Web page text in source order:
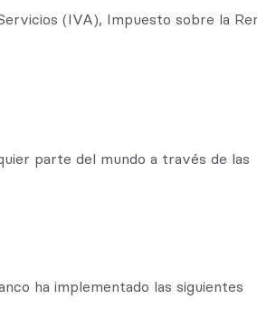
(IVA), Impuesto sobre la
parte del mundo a través de las
ha implementado las siguientes